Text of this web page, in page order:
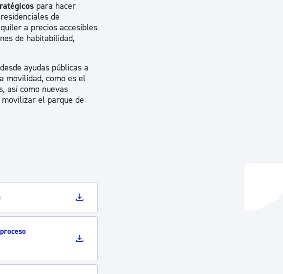
para hacer
de
a precios accesibles
de habitabilidad,
ayudas públicas a
movilidad, como es el
así como nuevas
el parque de